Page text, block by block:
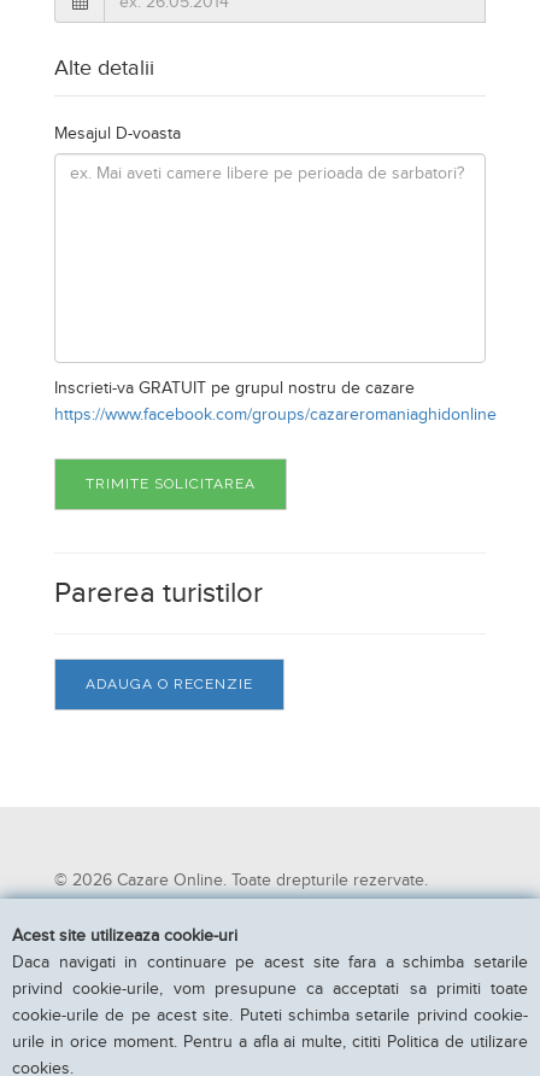
Acest site utilizeaza cookie-uri
Daca navigati in continuare pe acest site fara a schimba setarile
privind cookie-urile, vom presupune ca acceptati sa primiti toate
cookie-urile de pe acest site. Puteti schimba setarile privind cookie-
urile in orice moment. Pentru a afla ai multe, cititi Politica de utilizare
cookies.
Alte detalii
Mesajul D-voasta
Inscrieti-va GRATUIT pe grupul nostru de cazare
https://www.facebook.com/groups/cazareromaniaghidonline
TRIMITE SOLICITAREA
Parerea turistilor
ADAUGA O RECENZIE
© 2026 Cazare Online. Toate drepturile rezervate.
Cazare Online va pune la dispozitie informatii despre
unitati de cazare din toate zonele turistice, oferte
speciale, rezervari online.
Utilizand acest serviciu inseamna ca sunteti de acord cu
Termenii si conditiile de utilizare.
Parteneri Cazare Online